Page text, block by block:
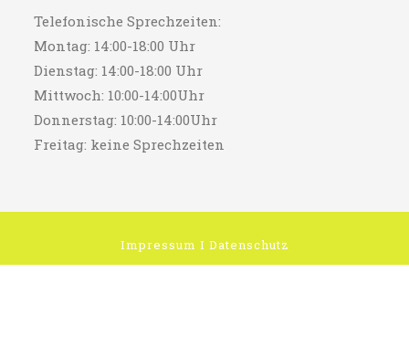
Telefonische Sprechzeiten:
Montag: 14:00-18:00 Uhr
Dienstag: 14:00-18:00 Uhr
Mittwoch: 10:00-14:00Uhr
Donnerstag: 10:00-14:00Uhr
Freitag: keine Sprechzeiten
Impressum I Datenschutz